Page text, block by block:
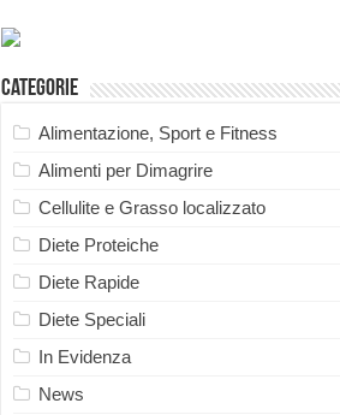
Categorie
Alimentazione, Sport e Fitness
Alimenti per Dimagrire
Cellulite e Grasso localizzato
Diete Proteiche
Diete Rapide
Diete Speciali
In Evidenza
News